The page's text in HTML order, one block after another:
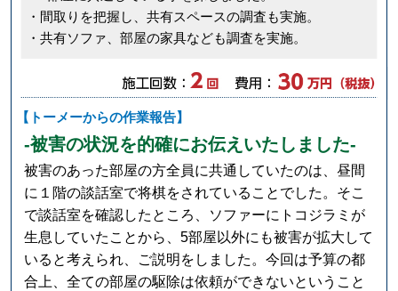
・間取りを把握し、共有スペースの調査も実施。
・共有ソファ、部屋の家具なども調査を実施。
【トーメーからの作業報告】
-被害の状況を的確にお伝えいたしました-
被害のあった部屋の方全員に共通していたのは、昼間
に１階の談話室で将棋をされていることでした。そこ
で談話室を確認したところ、ソファーにトコジラミが
生息していたことから、5部屋以外にも被害が拡大して
いると考えられ、ご説明をしました。今回は予算の都
合上、全ての部屋の駆除は依頼ができないということ